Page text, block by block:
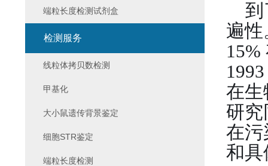
到
遍性
15%
在生
研
在污
和具
端粒长度检测试剂盒
检测服务
线粒体拷贝数检测
甲基化
大小鼠遗传背景鉴定
细胞STR鉴定
端粒长度检测